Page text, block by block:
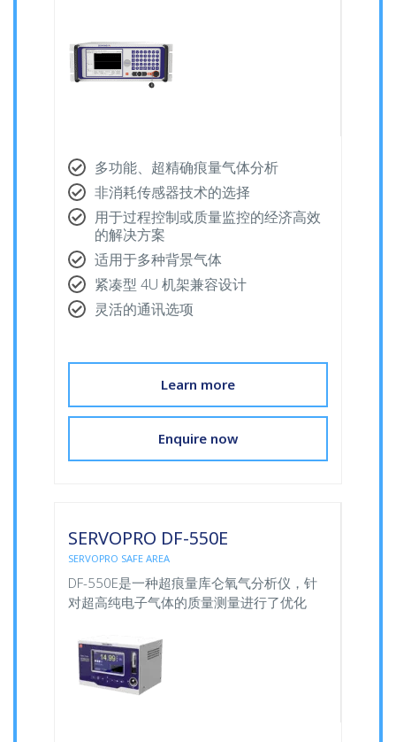
多功能、超精确痕量气体分析
非消耗传感器技术的选择
用于过程控制或质量监控的经济高效
的解决方案
适用于多种背景气体
紧凑型 4U 机架兼容设计
灵活的通讯选项
Learn more
Enquire now
SERVOPRO DF-550E
SERVOPRO SAFE AREA
DF-550E是一种超痕量库仑氧气分析仪，针
对超高纯电子气体的质量测量进行了优化